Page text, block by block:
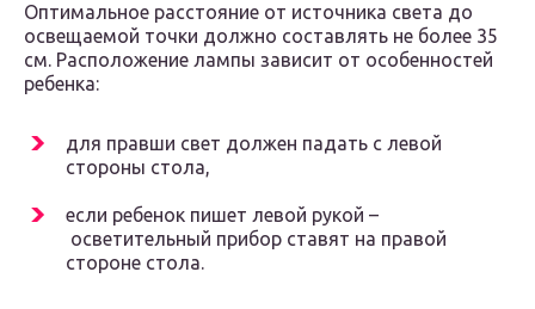
Оптимальное расстояние от источника света до
освещаемой точки должно составлять не более 35
см. Расположение лампы зависит от особенностей
ребенка:
для правши свет должен падать с левой
стороны стола,
если ребенок пишет левой рукой –
осветительный прибор ставят на правой
стороне стола.